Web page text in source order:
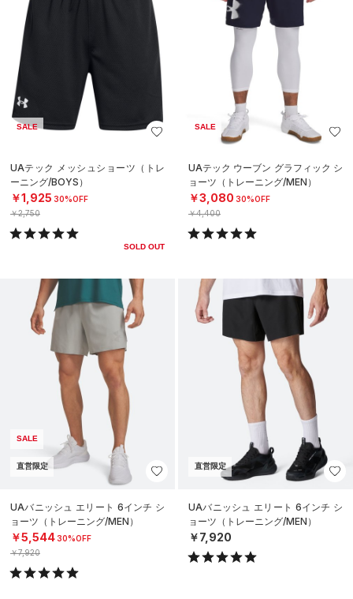
SALE
UAテック メッシュショーツ（トレ
ーニング/BOYS）
￥1,925 30%OFF
￥2,750
SOLD OUT
SALE
UAテック ウーブン グラフィック シ
ョーツ（トレーニング/MEN）
￥3,080 30%OFF
￥4,400
SALE
直営限定
UAバニッシュ エリート 6インチ シ
ョーツ（トレーニング/MEN）
￥5,54430%OFF
￥7,920
直営限定
UAバニッシュ エリート 6インチ シ
ョーツ（トレーニング/MEN）
￥7,920